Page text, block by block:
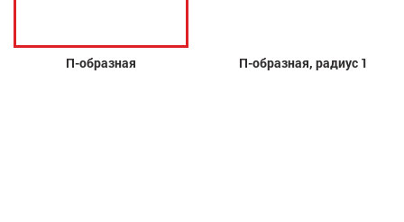
П-образная П-образная, радиус 1